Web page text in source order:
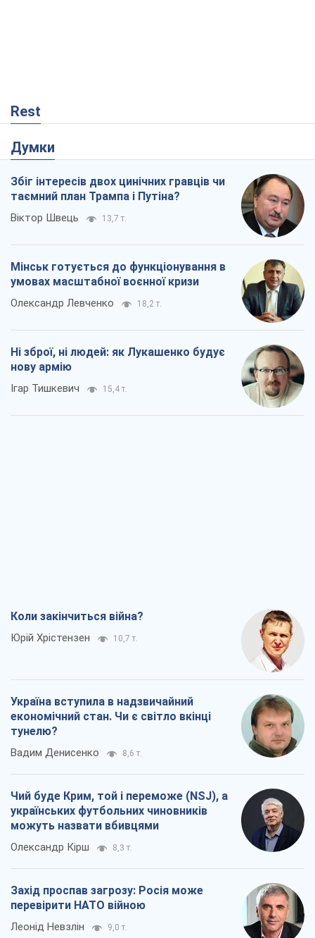
Rest
Думки
Збіг інтересів двох цинічних гравців чи
таємний план Трампа і Путіна?
Віктор Швець 13,7 т.
Мінськ готується до функціонування в
умовах масштабної воєнної кризи
Олександр Левченко 18,2 т.
Ні зброї, ні людей: як Лукашенко будує
нову армію
Ігар Тишкевич 15,4 т.
Коли закінчиться війна?
Юрій Хрістензен 10,7 т.
Україна вступила в надзвичайний
економічний стан. Чи є світло вкінці
тунелю?
Вадим Денисенко 8,6 т.
Чий буде Крим, той і переможе (NSJ), а
українських футбольних чиновників
можуть назвати вбивцями
Олександр Кірш 8,3 т.
Захід проспав загрозу: Росія може
перевірити НАТО війною
Леонід Невзлін 9,0 т.